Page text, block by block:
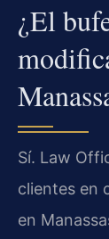
¿El
Sí. Law
clientes en
en